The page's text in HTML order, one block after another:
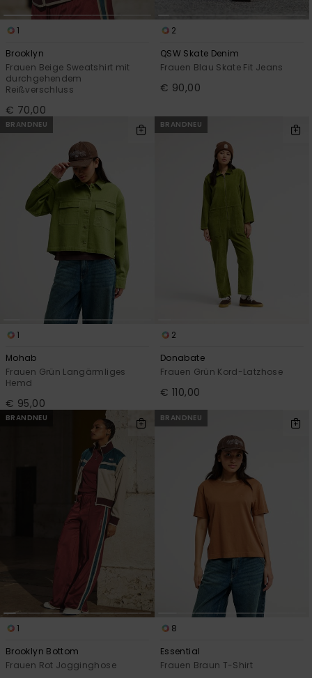
1
Brooklyn
Frauen Beige Sweatshirt mit
durchgehendem
Reißverschluss
€ 70,00
2
QSW Skate Denim
Frauen Blau Skate Fit Jeans
€ 90,00
BRANDNEU
1
Mohab
Frauen Grün Langärmliges
Hemd
€ 95,00
BRANDNEU
2
Donabate
Frauen Grün Kord-Latzhose
€ 110,00
BRANDNEU
1
Brooklyn Bottom
Frauen Rot Jogginghose
BRANDNEU
8
Essential
Frauen Braun T-Shirt